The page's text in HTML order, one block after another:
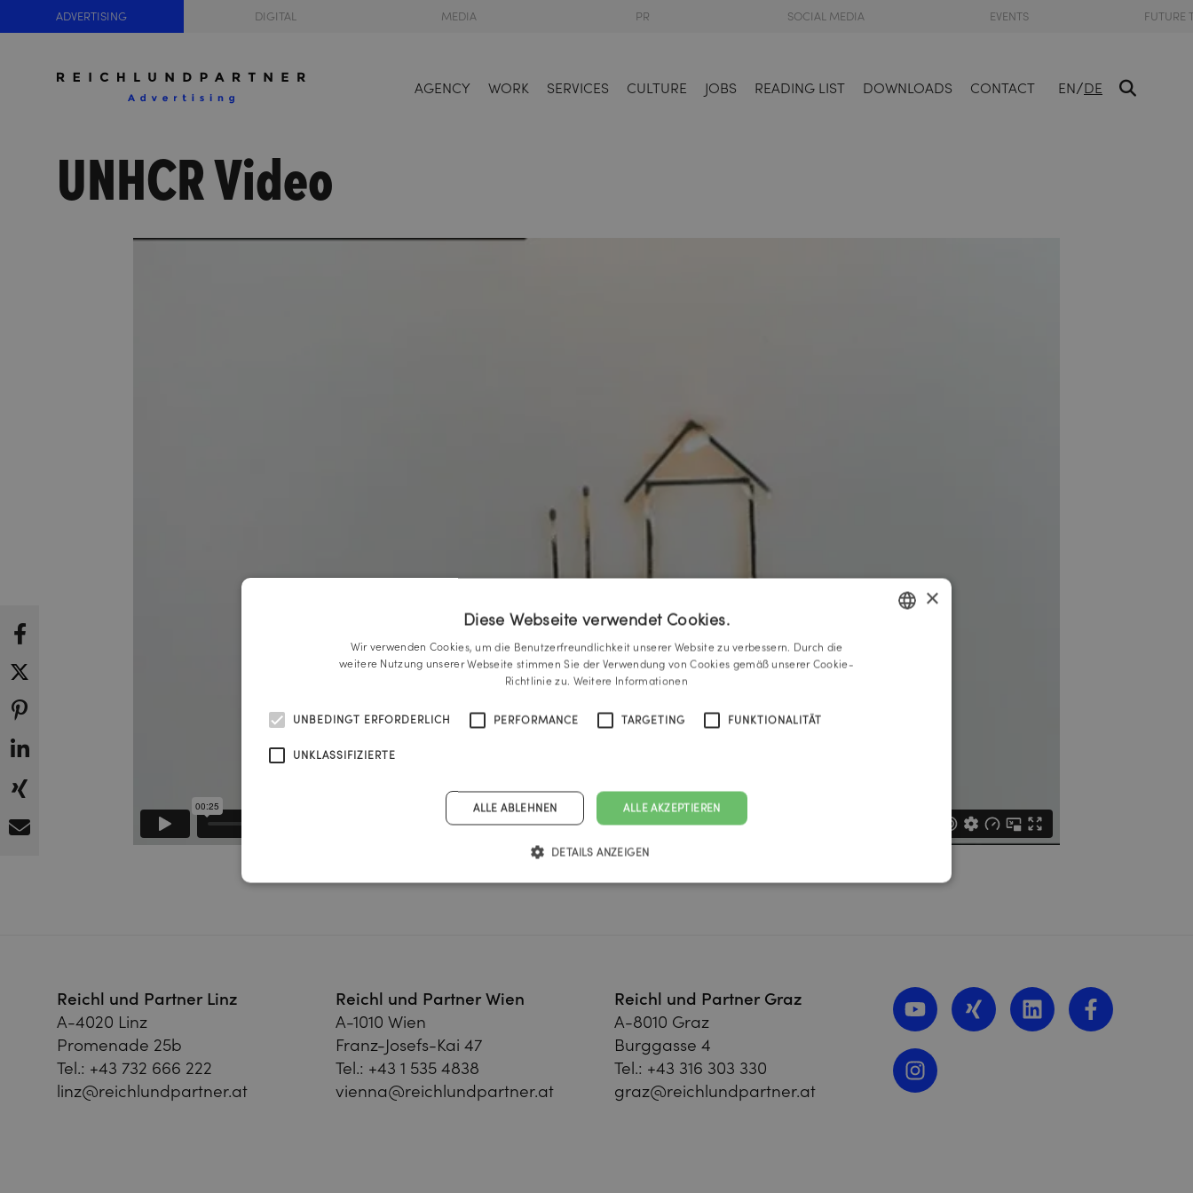
ADVERTISING DIGITAL MEDIA PR SOCIAL MEDIA EVENTS FUTURE
AGENCY WORK SERVICES CULTURE JOBS READING LIST DOWNLOADS CONTACT EN/DE
UNHCR Video
Reichl und Partner Linz
A-4020 Linz
Promenade 25b
Tel.: +43 732 666 222
linz@reichlundpartner.at
Reichl und Partner Wien
A-1010 Wien
Franz-Josefs-Kai 47
Tel.: +43 1 535 4838
vienna@reichlundpartner.at
Reichl und Partner Graz
A-8010 Graz
Burggasse 4
Tel.: +43 316 303 330
graz@reichlundpartner.at
×
Diese Webseite verwendet Cookies.
Wir verwenden Cookies, um die Benutzerfreundlichkeit unserer Website zu verbessern. Durch die
weitere Nutzung unserer Webseite stimmen Sie der Verwendung von Cookies gemäß unserer Cookie-
Richtlinie zu. Weitere Informationen
UNBEDINGT ERFORDERLICH PERFORMANCE TARGETING FUNKTIONALITÄT
UNKLASSIFIZIERTE
ALLE AKZEPTIEREN
ALLE ABLEHNEN
DETAILS ANZEIGEN